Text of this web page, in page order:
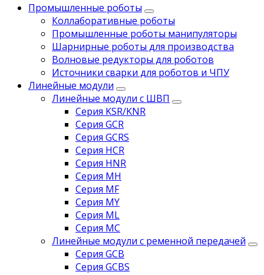
Промышленные роботы
Коллаборативные роботы
Промышленные роботы манипуляторы
Шарнирные роботы для производства
Волновые редукторы для роботов
Источники сварки для роботов и ЧПУ
Линейные модули
Линейные модули с ШВП
Серия KSR/KNR
Серия GCR
Серия GCRS
Серия HCR
Серия HNR
Серия MH
Серия MF
Серия MY
Серия ML
Серия MC
Линейные модули с ременной передачей
Серия GCB
Серия GCBS